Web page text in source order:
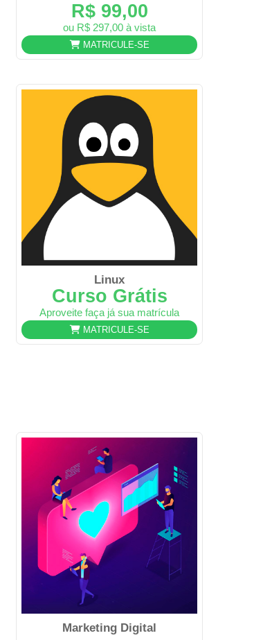
R$ 99,00
ou R$ 297,00 à vista
MATRICULE-SE
Linux
Curso Grátis
Aproveite faça já sua matrícula
MATRICULE-SE
Marketing Digital